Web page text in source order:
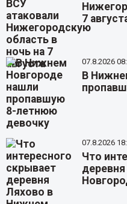
7
07.8.2026
В
07.8.2026
Что